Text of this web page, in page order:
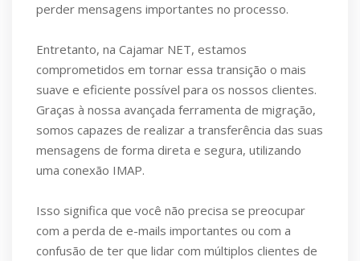
perder mensagens importantes no processo.
Entretanto, na Cajamar NET, estamos
comprometidos em tornar essa transição o mais
suave e eficiente possível para os nossos clientes.
Graças à nossa avançada ferramenta de migração,
somos capazes de realizar a transferência das suas
mensagens de forma direta e segura, utilizando
uma conexão IMAP.
Isso significa que você não precisa se preocupar
com a perda de e-mails importantes ou com a
confusão de ter que lidar com múltiplos clientes de